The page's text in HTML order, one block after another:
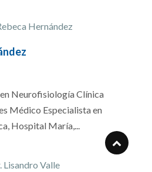
Neurofisiología Clínica
Médico Especialista en
Hospital María,...